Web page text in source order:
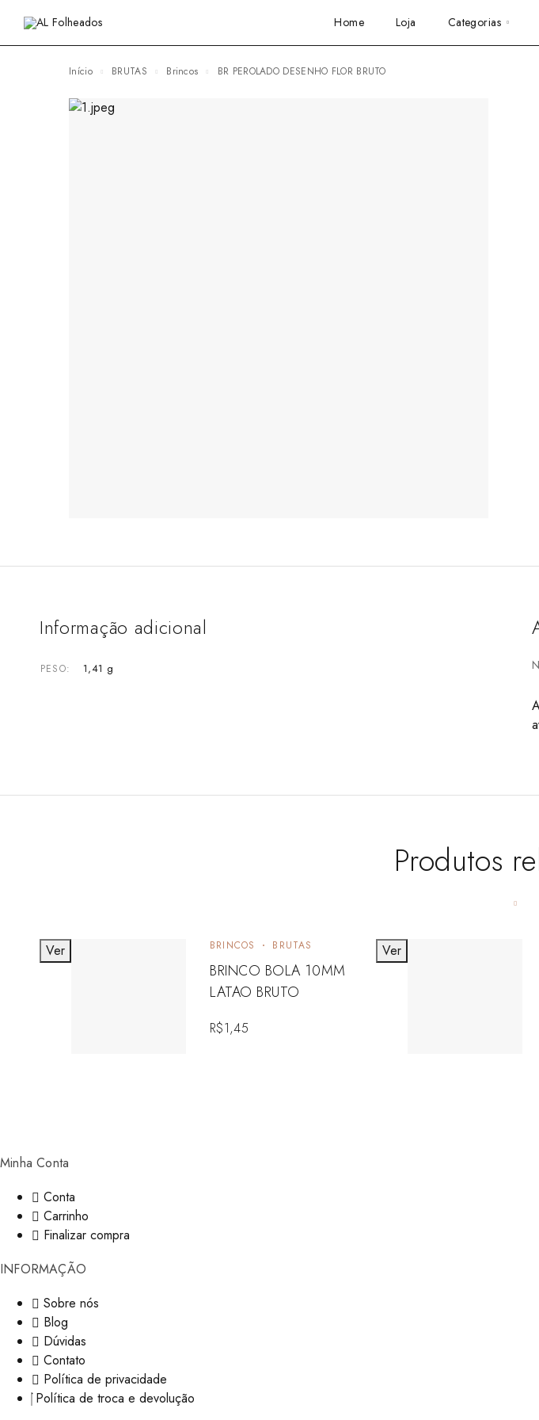
Home Loja Categorias
Início BRUTAS Brincos BR PEROLADO DESENHO FLOR BRUTO
Informação adicional
PESO 1,41 g
Produtos
BRINCOS BRUTAS
BRINCO BOLA 10MM
LATAO BRUTO
R$1,45
Ver Ver
Minha Conta
Conta
Carrinho
Finalizar compra
INFORMAÇÃO
Sobre nós
Blog
Dúvidas
Contato
Política de privacidade
Política de troca e devolução